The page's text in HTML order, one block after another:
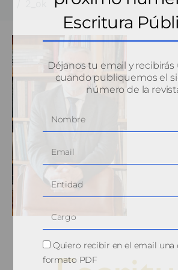
Escritura
Déjanos tu email y recibirás
cuando publiquemos el
número de la
Quiero recibir en el email una
formato PDF